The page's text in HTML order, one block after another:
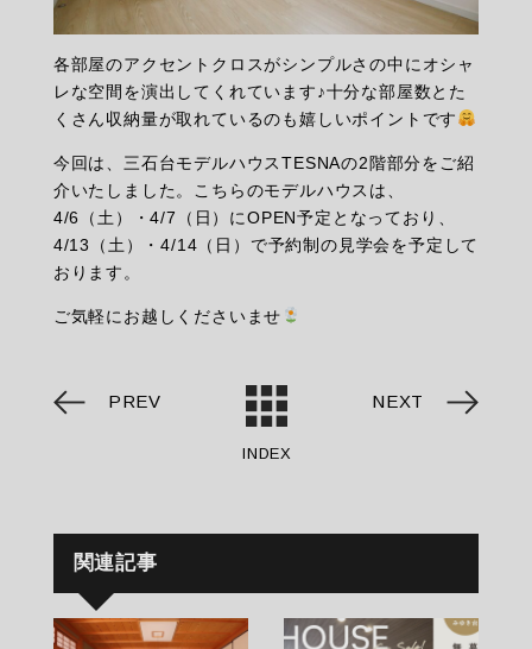
各部屋のアクセントクロスがシンプルさの中にオシャ
レな空間を演出してくれています♪十分な部屋数とた
くさん収納量が取れているのも嬉しいポイントです
今回は、三石台モデルハウスTESNAの2階部分をご紹
介いたしました。こちらのモデルハウスは、
4/6（土）・4/7（日）にOPEN予定となっており、
4/13（土）・4/14（日）で予約制の見学会を予定して
おります。
ご気軽にお越しくださいませ
PREV
INDEX
NEXT
関連記事